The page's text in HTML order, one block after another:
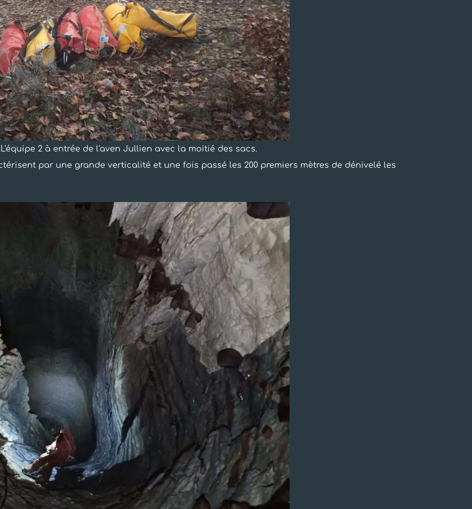
L'équipe 2 à entrée de l'aven Jullien avec la moitié des sacs.
par une grande verticalité et une fois passé les 200 premiers mètres de dénivelé les